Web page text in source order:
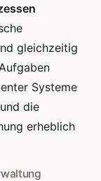
gleichzeitig
Systeme
die
erheblich